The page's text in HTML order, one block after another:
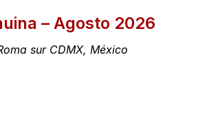
– Agosto 2026
sur CDMX, México